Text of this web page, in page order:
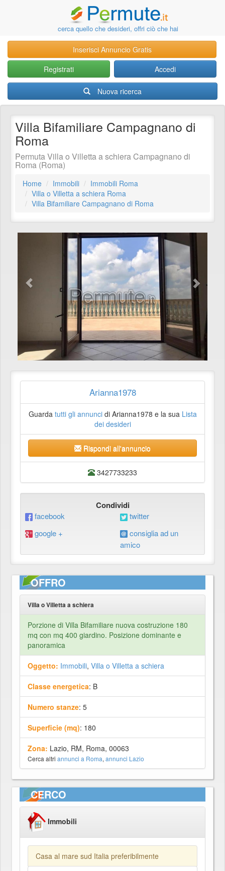
cerca quello che desideri, offri ciò che hai
Inserisci Annuncio Gratis
Registrati
Accedi
Nuova ricerca
Villa Bifamiliare Campagnano di
Roma
Permuta Villa o Villetta a schiera Campagnano di
Roma (Roma)
Home Immobili
Immobili Roma
Villa o Villetta a schiera Roma
Villa Bifamiliare Campagnano di Roma
Arianna1978
Guarda tutti gli annuncidi Arianna1978 e la sua Lista
dei desideri
Rispondi all'annuncio
3427733233
Condividi
facebook
twitter
google +
consiglia ad un
amico
OFFRO
Villa o Villetta a schiera
Porzione di Villa Bifamiliare nuova costruzione 180
mq con mq 400 giardino. Posizione dominante e
panoramica
Oggetto: Immobili, Villa o Villetta a schiera
Classe energetica: B
Numero stanze: 5
Superficie (mq): 180
Zona: Lazio, RM, Roma, 00063
Cerca altri annunci a Roma, annunci Lazio
CERCO
Immobili
Casa al mare sud Italia preferibilmente